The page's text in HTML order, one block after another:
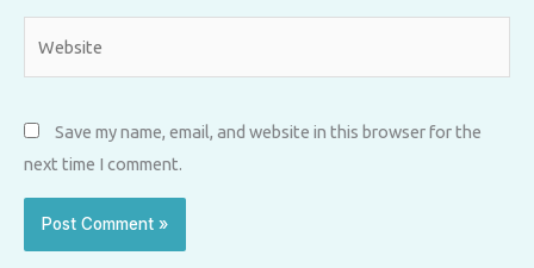
Save my name, email, and website in this browser for the
next time I comment.